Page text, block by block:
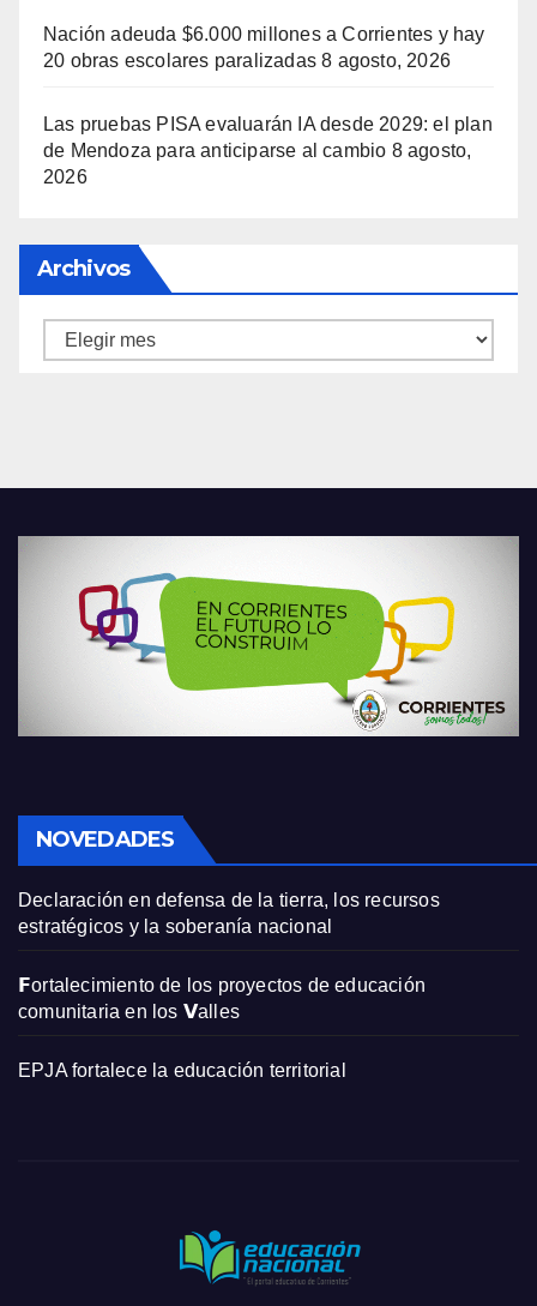
Nación adeuda $6.000 millones a Corrientes y hay
20 obras escolares paralizadas 8 agosto, 2026
Las pruebas PISA evaluarán IA desde 2029: el plan
de Mendoza para anticiparse al cambio 8 agosto,
2026
Archivos
Archivos
NOVEDADES
Declaración en defensa de la tierra, los recursos
estratégicos y la soberanía nacional
𝗙ortalecimiento de los proyectos de educación
comunitaria en los 𝗩alles
EPJA fortalece la educación territorial